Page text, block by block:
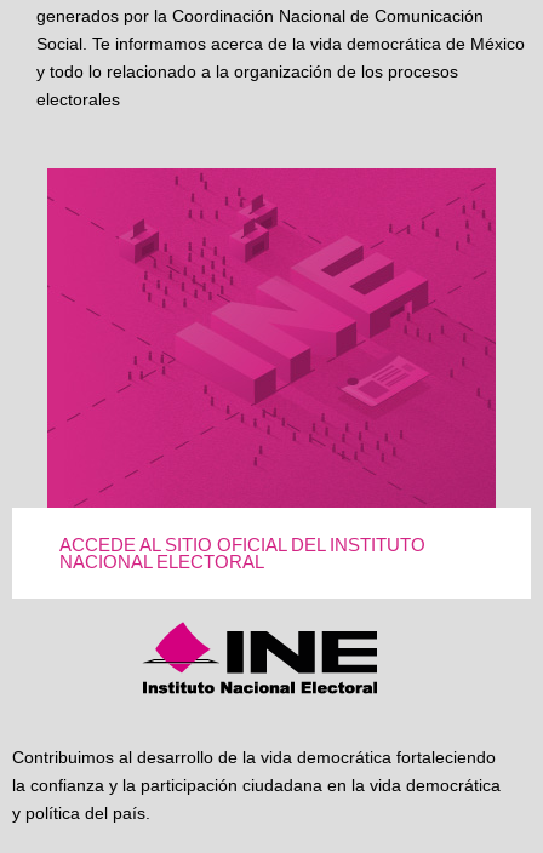
generados por la Coordinación Nacional de Comunicación
Social. Te informamos acerca de la vida democrática de México
y todo lo relacionado a la organización de los procesos
electorales
ACCEDE AL SITIO OFICIAL DEL INSTITUTO
NACIONAL ELECTORAL
Contribuimos al desarrollo de la vida democrática fortaleciendo
la confianza y la participación ciudadana en la vida democrática
y política del país.